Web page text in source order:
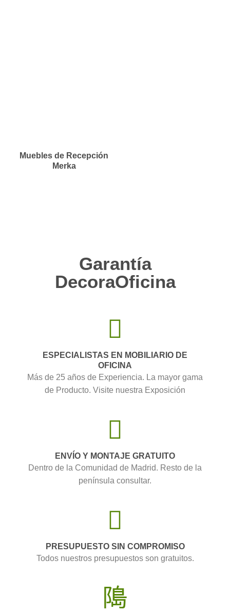
Muebles de Recepción
Merka
Garantía
DecoraOficina
ESPECIALISTAS EN MOBILIARIO DE
OFICINA
Más de 25 años de Experiencia. La mayor gama
de Producto. Visite nuestra Exposición
ENVÍO Y MONTAJE GRATUITO
Dentro de la Comunidad de Madrid. Resto de la
península consultar.
PRESUPUESTO SIN COMPROMISO
Todos nuestros presupuestos son gratuitos.